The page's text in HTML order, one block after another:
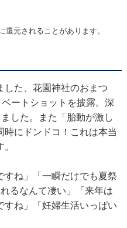
元されることがあります。
た、花園神社のおまつ
ートショットを披露。深
した。また「胎動が激し
にドンドコ！これは本当
すね」「一瞬だけでも夏祭
るなんて凄い」「来年は
すね」「妊婦生活いっぱい